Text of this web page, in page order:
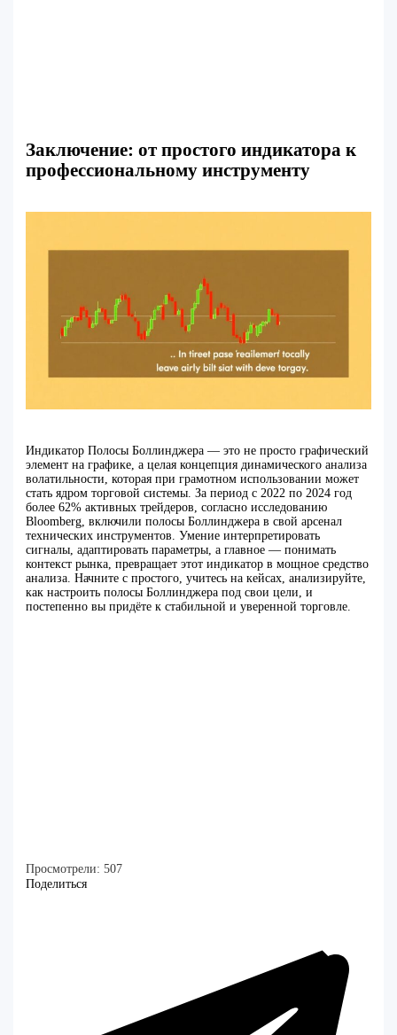
Заключение: от простого индикатора к
профессиональному инструменту
Индикатор Полосы Боллинджера — это не просто графический
элемент на графике, а целая концепция динамического анализа
волатильности, которая при грамотном использовании может
стать ядром торговой системы. За период с 2022 по 2024 год
более 62% активных трейдеров, согласно исследованию
Bloomberg, включили полосы Боллинджера в свой арсенал
технических инструментов. Умение интерпретировать
сигналы, адаптировать параметры, а главное — понимать
контекст рынка, превращает этот индикатор в мощное средство
анализа. Начните с простого, учитесь на кейсах, анализируйте,
как настроить полосы Боллинджера под свои цели, и
постепенно вы придёте к стабильной и уверенной торговле.
Просмотрели: 507
Поделиться